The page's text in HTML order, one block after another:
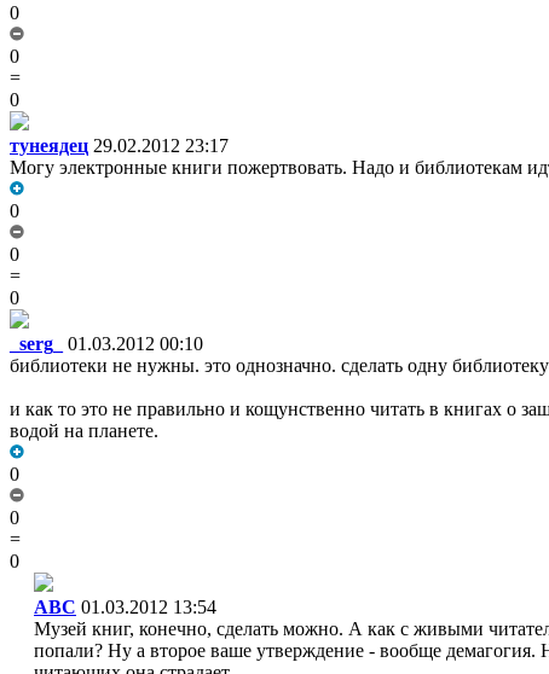
0
0
=
0
тунеядец 29.02.2012 23:17
Могу электронные книги пожертвовать. Надо и библиотекам
0
0
=
0
_serg_
01.03.2012 00:10
библиотеки не нужны. это однозначно. сделать одну
и как то это не правильно и кощунственно читать в книгах о
водой на планете.
0
0
=
0
АВС 01.03.2012 13:54
Музей книг, конечно, сделать можно. А как с живыми
попали? Ну а второе ваше утверждение - вообще